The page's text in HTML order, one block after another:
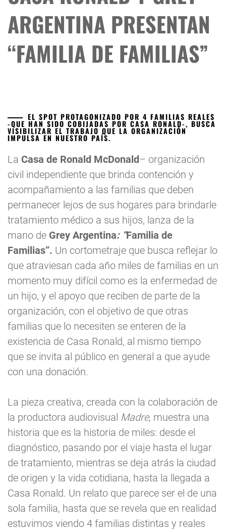
ARGENTINA PRESENTAN
“FAMILIA DE FAMILIAS”
EL SPOT PROTAGONIZADO POR 4 FAMILIAS REALES
-QUE HAN SIDO COBIJADAS POR CASA RONALD-, BUSCA
VISIBILIZAR EL TRABAJO QUE LA ORGANIZACIÓN
IMPULSA EN NUESTRO PAÍS.
La Casa de Ronald McDonald– organización
civil independiente que brinda contención y
acompañamiento a las familias que deben
permanecer lejos de sus hogares para brindarle
tratamiento médico a sus hijos, lanza de la
mano de Grey Argentina: “Familia de
Familias”. Un cortometraje que busca reflejar lo
que atraviesan cada año miles de familias en un
momento muy difícil como es la enfermedad de
un hijo, y el apoyo que reciben de parte de la
organización, con el objetivo de que otras
familias que lo necesiten se enteren de la
existencia de Casa Ronald, al mismo tiempo
que se invita al público en general a que ayude
con una donación.
La pieza creativa, creada con la colaboración de
la productora audiovisual Madre, muestra una
historia que es la historia de miles: desde el
diagnóstico, pasando por el viaje hasta el lugar
de tratamiento, mientras se deja atrás la ciudad
de origen y la vida cotidiana, hasta la llegada a
Casa Ronald. Un relato que parece ser el de una
sola familia, hasta que se revela que en realidad
estuvimos viendo 4 familias distintas y reales